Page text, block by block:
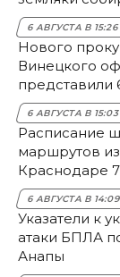
6 АВГУСТА В 15:26
Нового
Винецкого
представили
6 АВГУСТА В 15:03
Расписание
маршрутов
Краснодаре 7
6 АВГУСТА В 14:09
Указатели к
атаки БПЛА
Анапы